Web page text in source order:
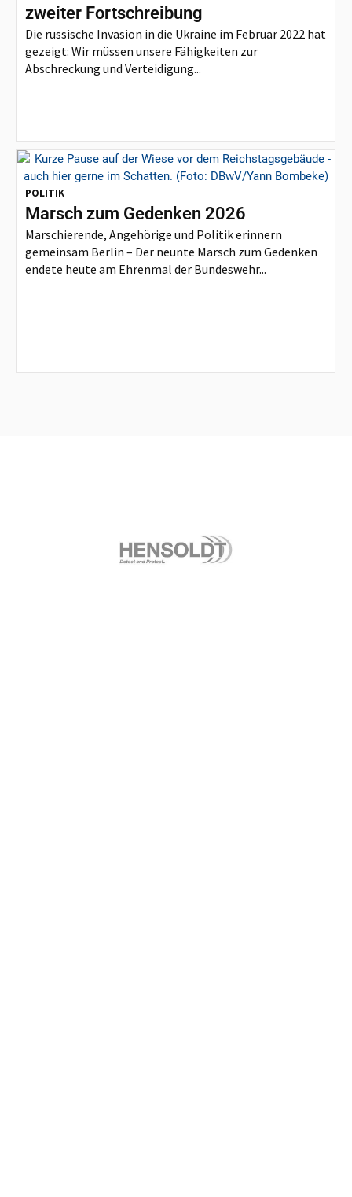
zweiter Fortschreibung
Die russische Invasion in die Ukraine im Februar 2022 hat
gezeigt: Wir müssen unsere Fähigkeiten zur
Abschreckung und Verteidigung...
POLITIK
Marsch zum Gedenken 2026
Marschierende, Angehörige und Politik erinnern
gemeinsam Berlin – Der neunte Marsch zum Gedenken
endete heute am Ehrenmal der Bundeswehr...